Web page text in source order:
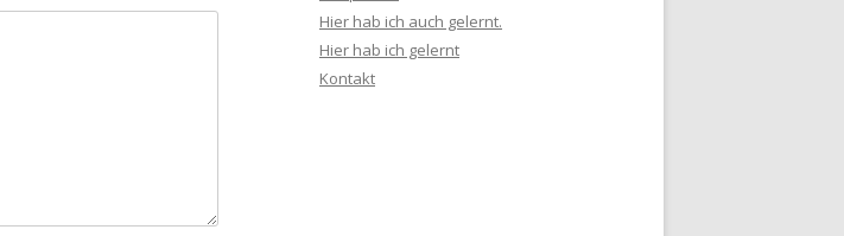
Hier hab ich auch gelernt.
Hier hab ich gelernt
Kontakt